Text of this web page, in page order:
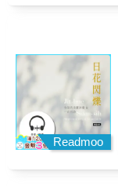
Readmoo